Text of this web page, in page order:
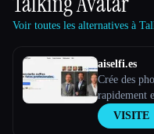
Voir toutes les alternatives à
aiselfi.es
Crée des
rapidement
créer des
gratuites en
VISITE